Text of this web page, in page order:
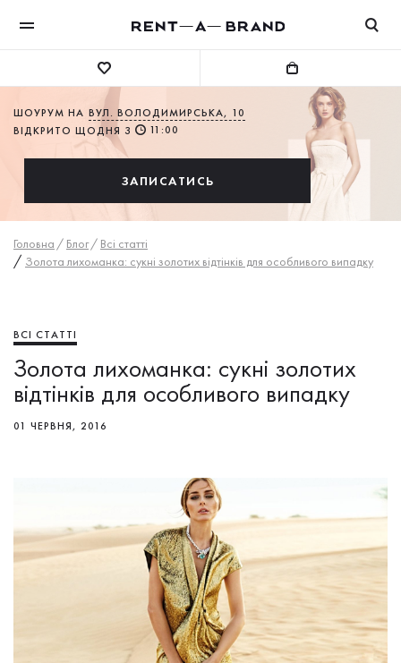
ШОУРУМ НА ВУЛ. ВОЛОДИМИРСЬКА, 10
ВІДКРИТО ЩОДНЯ З
11:00
ЗАПИСАТИСЬ
Головна / Блог/ Всі статті
/ Золота лихоманка: сукні золотих відтінків для особливого випадку
ВСІ СТАТТІ
Золота лихоманка: сукні золотих
відтінків для особливого випадку
01 ЧЕРВНЯ, 2016